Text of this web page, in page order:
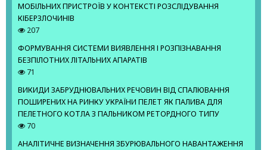
МОБІЛЬНИХ ПРИСТРОЇВ У КОНТЕКСТІ РОЗСЛІДУВАННЯ
КІБЕРЗЛОЧИНІВ
207
ФОРМУВАННЯ СИСТЕМИ ВИЯВЛЕННЯ І РОЗПІЗНАВАННЯ
БЕЗПІЛОТНИХ ЛІТАЛЬНИХ АПАРАТІВ
71
ВИКИДИ ЗАБРУДНЮВАЛЬНИХ РЕЧОВИН ВІД СПАЛЮВАННЯ
ПОШИРЕНИХ НА РИНКУ УКРАЇНИ ПЕЛЕТ ЯК ПАЛИВА ДЛЯ
ПЕЛЕТНОГО КОТЛА З ПАЛЬНИКОМ РЕТОРДНОГО ТИПУ
70
АНАЛІТИЧНЕ ВИЗНАЧЕННЯ ЗБУРЮВАЛЬНОГО НАВАНТАЖЕННЯ